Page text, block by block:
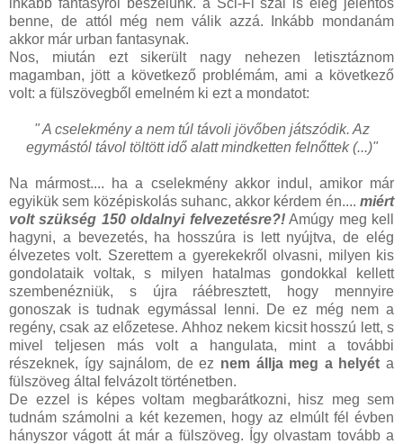
benne, de attól még nem válik azzá. Inkább mondanám
akkor már urban fantasynak.
Nos, miután ezt sikerült nagy nehezen letisztáznom
magamban, jött a következő problémám, ami a következő
volt: a fülszövegből emelném ki ezt a mondatot:
" A cselekmény a nem túl távoli jövőben játszódik. Az
egymástól távol töltött idő alatt mindketten felnőttek (...)"
Na mármost.... ha a cselekmény akkor indul, amikor már
egyikük sem középiskolás suhanc, akkor kérdem én.... miért
volt szükség 150 oldalnyi felvezetésre?!Amúgy meg kell
hagyni, a bevezetés, ha hosszúra is lett nyújtva, de elég
élvezetes volt. Szerettem a gyerekekről olvasni, milyen kis
gondolataik voltak, s milyen hatalmas gondokkal kellett
szembenézniük, s újra ráébresztett, hogy mennyire
gonoszak is tudnak egymással lenni. De ez még nem a
regény, csak az előzetese. Ahhoz nekem kicsit hosszú lett, s
mivel teljesen más volt a hangulata, mint a további
részeknek, így sajnálom, de ez nem állja meg a helyét a
fülszöveg által felvázolt történetben.
De ezzel is képes voltam megbarátkozni, hisz meg sem
tudnám számolni a két kezemen, hogy az elmúlt fél évben
hányszor vágott át már a fülszöveg. Így olvastam tovább a